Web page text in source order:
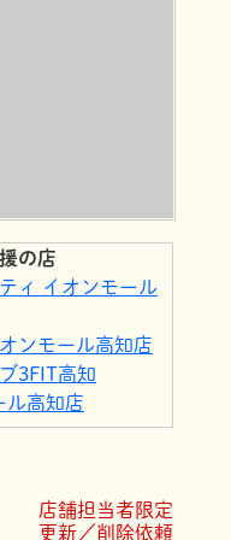
の店
ィ イオンモール
ンモール高知店
3FIT高知
ル高知店
一丁目店
商店店舗担当者限定
更新／削除依頼